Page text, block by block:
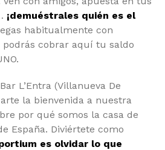
¡demuéstrales quién es el
habitualmente con
podrás cobrar aquí tu saldo
L’Entra (Villanueva De
la bienvenida a nuestra
por qué somos la casa de
España. Diviértete como
es olvidar lo que